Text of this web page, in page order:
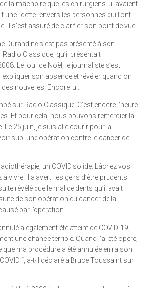
la mâchoire que les chirurgiens lui avaient
une “dette” envers les personnes qui l’ont
il s’est assuré de clarifier son point de vue.
Durand ne s’est pas présenté à son
Classique, qu’il présentait
Le jour de Noël, le journaliste s’est
son absence et révéler quand on
nouvelles. Encore lui.
sur Radio Classique. C’est encore l’heure
Et pour cela, nous pouvons remercier la
Le 25 juin, je suis allé courir pour la
subi une opération contre le cancer de
un COVID solide. Lâchez vos
vivre. Il a averti les gens d’être prudents
révélé que le mal de dents qu’il avait
de son opération du cancer de la
par l’opération.
a également été atteint de COVID-19,
une chance terrible. Quand j’ai été opéré,
que ma procédure a été annulée en raison
“, a-t-il déclaré à Bruce Toussaint sur